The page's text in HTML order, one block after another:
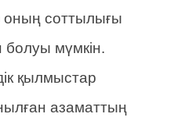
оның соттылығы
болуы мүмкін.
қылмыстар
азаматтың